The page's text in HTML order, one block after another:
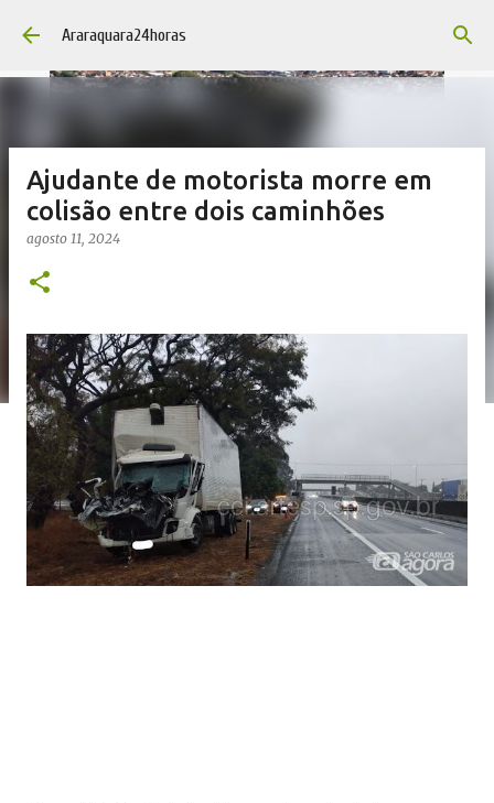
Pular para o conteúdo principal
Araraquara24horas
Ajudante de motorista morre em
colisão entre dois caminhões
agosto 11, 2024